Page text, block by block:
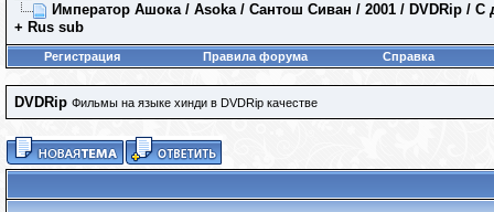
Император Ашока / Asoka / Сантош Сиван / 2001 / DVDRip / С
+ Rus sub
Регистрация Правила форума Справка
DVDRip Фильмы на языке хинди в DVDRip качестве